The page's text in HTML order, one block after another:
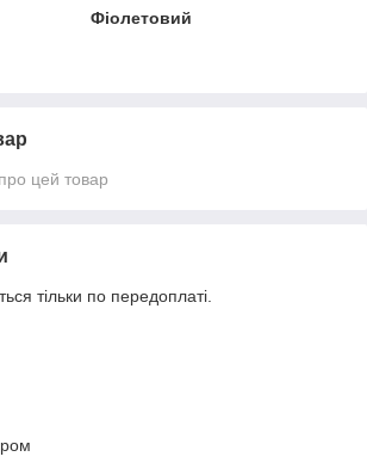
Фіолетовий
цей товар
тільки по передоплаті.